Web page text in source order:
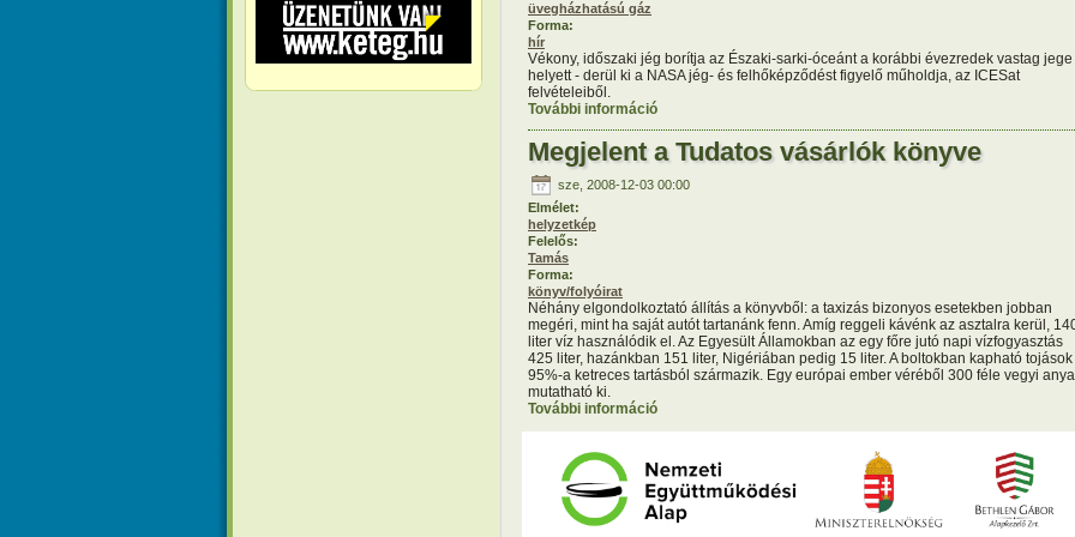
üvegházhatású gáz
Forma:
hír
Vékony, időszaki jég borítja az Északi-sarki-óceánt a korábbi évezredek vastag jege
helyett - derül ki a NASA jég- és felhőképződést figyelő műholdja, az ICESat
felvételeiből.
További információ
kapcsolatosan
Megjelent a Tudatos vásárlók könyve
sze, 2008-12-03 00:00
Elmélet:
helyzetkép
Felelős:
Tamás
Forma:
könyv/folyóirat
Néhány elgondolkoztató állítás a könyvből: a taxizás bizonyos esetekben jobban
megéri, mint ha saját autót tartanánk fenn. Amíg reggeli kávénk az asztalra kerül,
liter víz használódik el. Az Egyesült Államokban az egy főre jutó napi vízfogyasztás
425 liter, hazánkban 151 liter, Nigériában pedig 15 liter. A boltokban kapható tojások
95%-a ketreces tartásból származik. Egy európai ember véréből 300 féle vegyi
mutatható ki.
További információ